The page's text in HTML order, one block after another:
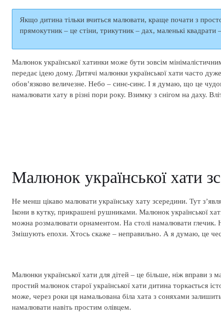
Якщо дитина тільки вчиться малювати, краще почати з
прямокутник – це стіни, трикутник – дах, маленькі квадрати
Малюнок української хатинки може бути зовсім
передає ідею дому. Дитячі малюнки української хати часто
обов’язково величезне. Небо – синє-синє. І я думаю, що це
намалювати хату в різні пори року. Взимку з снігом на даху.
Малюнок української хати
Не менш цікаво малювати українську хату зсередини. Тут
Ікони в кутку, прикрашені рушниками. Малюнок української
можна розмалювати орнаментом. На столі намалювати глечик.
Змішують епохи. Хтось скаже – неправильно. А я думаю, це
Малюнки української хати для дітей – це більше, ніж вправи
простий малюнок старої української хати дитина торкається
може, через роки ця намальована біла хата з соняхами
намалювати навіть простим олівцем.